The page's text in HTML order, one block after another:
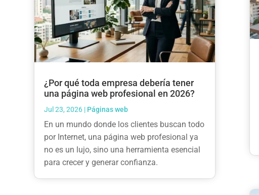
¿Por qué toda empresa debería tener
una página web profesional en 2026?
Jul 23, 2026 | Páginas web
En un mundo donde los clientes buscan todo
por Internet, una página web profesional ya
no es un lujo, sino una herramienta esencial
para crecer y generar confianza.